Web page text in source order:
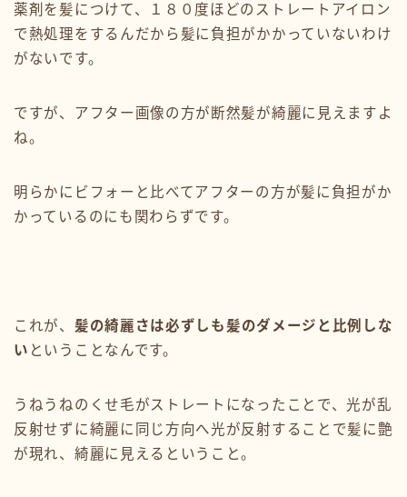
薬剤を髪につけて、１８０度ほどのストレートアイロン
で熱処理をするんだから髪に負担がかかっていないわけ
がないです。
ですが、アフター画像の方が断然髪が綺麗に見えますよ
ね。
明らかにビフォーと比べてアフターの方が髪に負担がか
かっているのにも関わらずです。
これが、 髪の綺麗さは必ずしも髪のダメージと比例しな
い ということなんです。
うねうねのくせ毛がストレートになったことで、光が乱
反射せずに綺麗に同じ方向へ光が反射することで髪に艶
が現れ、綺麗に見えるということ。